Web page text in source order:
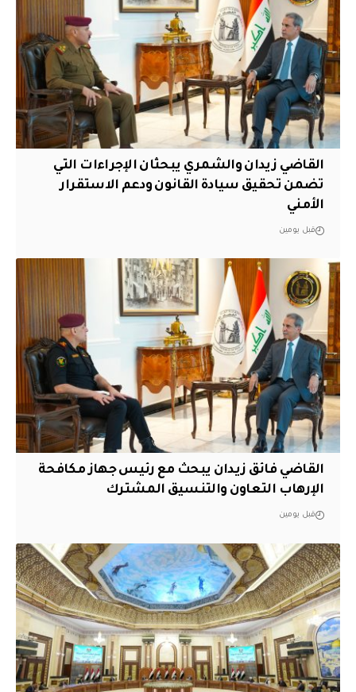
القاضي زيدان والشمري يبحثان الإجراءات التي
تضمن تحقيق سيادة القانون ودعم الاستقرار
الأمني
قبل يومين
القاضي فائق زيدان يبحث مع رئيس جهاز مكافحة
الإرهاب التعاون والتنسيق المشترك
قبل يومين